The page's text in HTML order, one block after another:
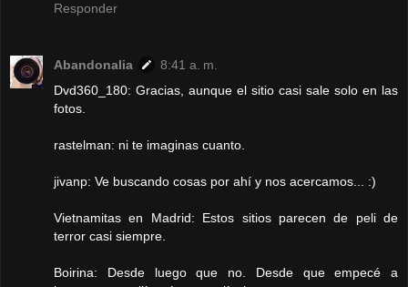
Responder
Abandonalia
8:41 a. m.
Dvd360_180: Gracias, aunque el sitio casi sale solo en las
fotos.
rastelman: ni te imaginas cuanto.
jivanp: Ve buscando cosas por ahí y nos acercamos... :)
Vietnamitas en Madrid: Estos sitios parecen de peli de
terror casi siempre.
Boirina: Desde luego que no. Desde que empecé a